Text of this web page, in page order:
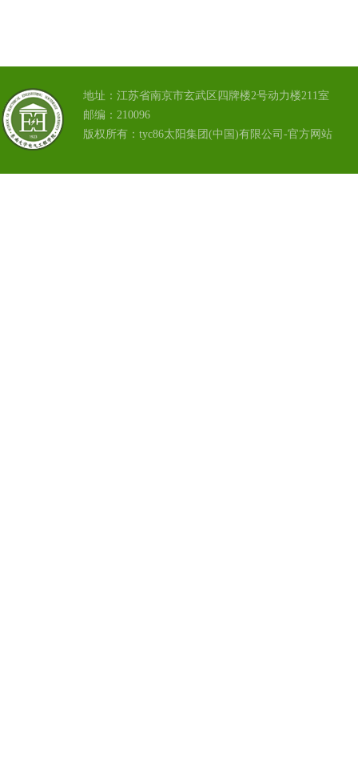
地址：江苏省南京市玄武区四牌楼2号动力楼211室
邮编：210096
版权所有：tyc86太阳集团(中国)有限公司-官方网站